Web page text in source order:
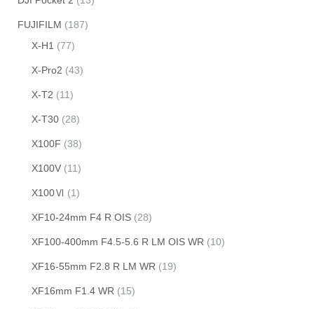
FUJIFILM (187)
X-H1 (77)
X-Pro2 (43)
X-T2 (11)
X-T30 (28)
X100F (38)
X100V (11)
X100Ⅵ (1)
XF10-24mm F4 R OIS (28)
XF100-400mm F4.5-5.6 R LM OIS WR (10)
XF16-55mm F2.8 R LM WR (19)
XF16mm F1.4 WR (15)